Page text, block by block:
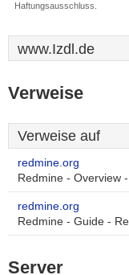
Haftungsausschluss.
www.Izdl.de
Verweise
Verweise auf
redmine.org
Redmine - Overview
redmine.org
Redmine - Guide -
Server